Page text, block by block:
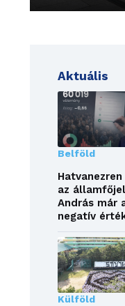
Aktuális
Belföld
az
András már
negatív
Külföld